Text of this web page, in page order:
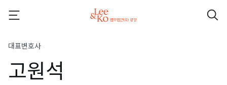
대표변호사
고원석